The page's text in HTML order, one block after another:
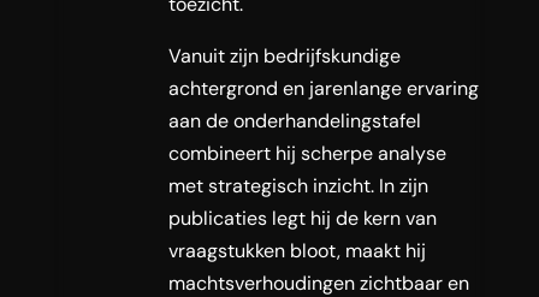
Vanuit zijn bedrijfskundige
achtergrond en jarenlange ervaring
aan de onderhandelingstafel
combineert hij scherpe analyse
met strategisch inzicht. In zijn
publicaties legt hij de kern van
vraagstukken bloot, maakt hij
machtsverhoudingen zichtbaar en